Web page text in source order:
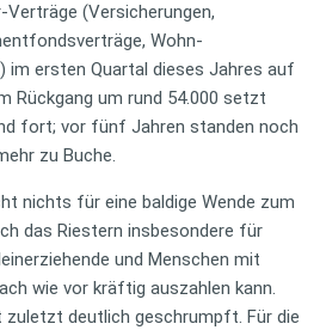
(Versicherungen,
Wohn-
im ersten Quartal dieses Jahres auf
Rückgang um rund 54.000 setzt
fort; vor fünf Jahren standen noch
zu Buche.
nichts für eine baldige Wende zum
das Riestern insbesondere für
und Menschen mit
wie vor kräftig auszahlen kann.
zuletzt deutlich geschrumpft. Für die